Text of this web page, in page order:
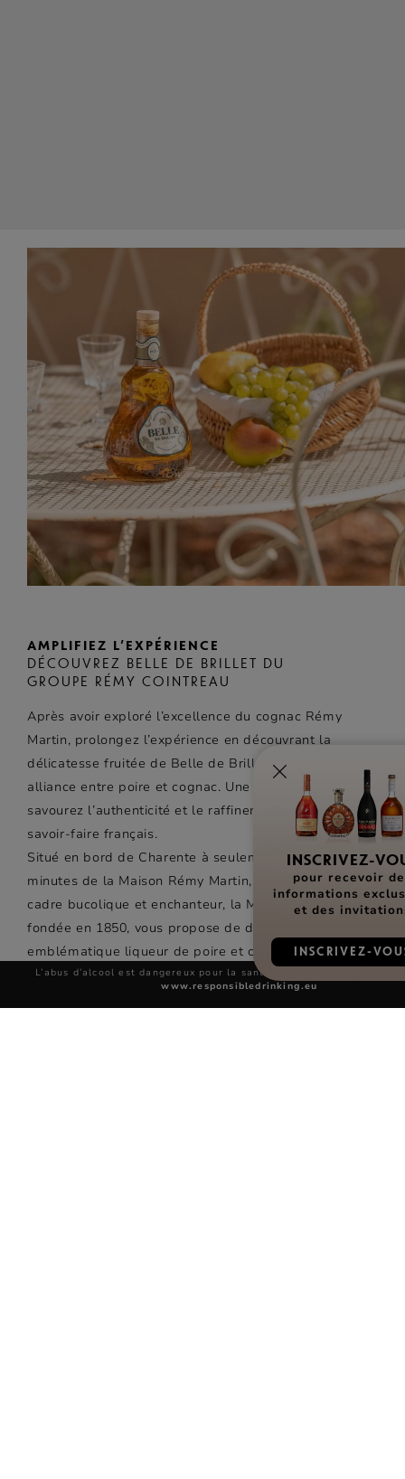
AMPLIFIEZ L’EXPÉRIENCE
DÉCOUVREZ BELLE DE BRILLET DU
GROUPE RÉMY COINTREAU
Après avoir exploré l’excellence du cognac Rémy
Martin, prolongez l’expérience en découvrant la
délicatesse fruitée de Belle de Brillet, parfaite
alliance entre poire et cognac. Une invitation à
savourez l’authenticité et le raffinement du
savoir-faire français.
Situé en bord de Charente à seulement 25
minutes de la Maison Rémy Martin, dans un
cadre bucolique et enchanteur, la Maison Brillet
fondée en 1850, vous propose de découvrir son
emblématique liqueur de poire et cognac au
goût unique, la Belle de Brillet, à travers 3
L’abus d’alcool est dangereux pour la santé, à consommer avec
www.responsibledrinking.eu
INSCRIVEZ-
pour recevoir
informations
et des
INSCRIVEZ-